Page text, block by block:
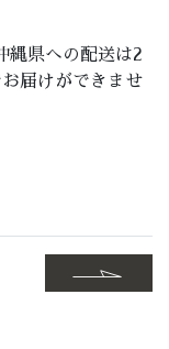
縄県への配送は2
届けができませ